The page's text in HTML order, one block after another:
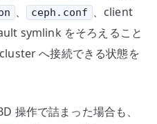
、 ceph.conf 、client
symlink をそろえること
へ接続できる状態を
操作で詰まった場合も、